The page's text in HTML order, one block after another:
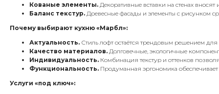
Кованые элементы. Декоративные вставки на стенах вносят
Баланс текстур. Древесные фасады и элементы с рисунком
Почему выбирают кухню «Марбл»:
Актуальность. Стиль лофт остаётся трендовым решением
Качество материалов. Долговечные, экологичные
Индивидуальность. Комбинация текстур и оттенков
Функциональность. Продуманная эргономика
Услуги «под ключ»: